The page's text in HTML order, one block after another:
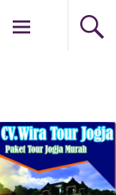
Skip to
content